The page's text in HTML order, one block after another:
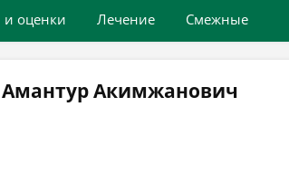
оценки Лечение Смежные
Акимжанович